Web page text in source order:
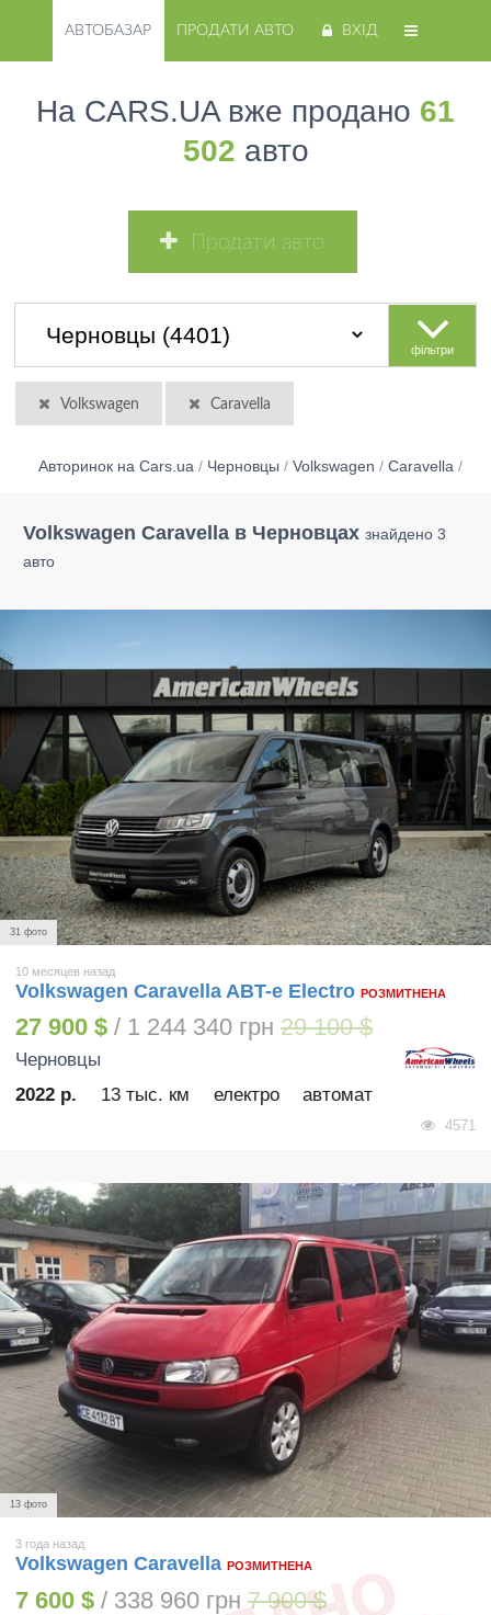
АВТОБАЗАР ПРОДАТИ АВТО ВХІД
На CARS.UA вже продано 61
502 авто
Продати авто
фільтри
Volkswagen Caravella
Авторинок на Cars.ua / Черновцы / Volkswagen / Caravella /
Volkswagen Caravella в Черновцах знайдено 3
авто
31 фото
10 месяцев назад
Volkswagen Caravella ABT-e Electro РОЗМИТНЕНА
27 900 $ / 1 244 340 грн 29 100 $
Черновцы
2022 р.
13 тыс. км електро автомат
4571
13 фото
3 года назад
Volkswagen Caravella РОЗМИТНЕНА
7 600 $ / 338 960 грн 7 900 $